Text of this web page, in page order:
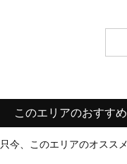
このエリアのおすす
只今、このエリアのオスス